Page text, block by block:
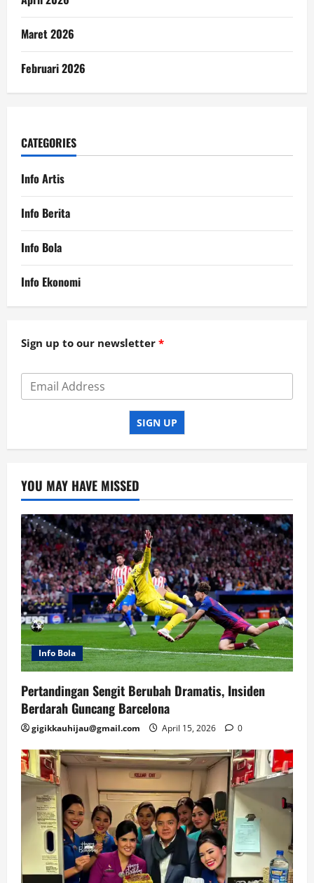
Maret 2026
Februari 2026
CATEGORIES
Info Artis
Info Berita
Info Bola
Info Ekonomi
Sign up to our newsletter
SIGN UP
YOU MAY HAVE MISSED
Info Bola
Pertandingan Sengit Berubah Dramatis, Insiden
Berdarah Guncang Barcelona
gigikkauhijau@gmail.com April 15, 2026 0